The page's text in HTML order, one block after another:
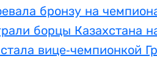
бронзу на
борцы Казахстана
вице-чемпионкой